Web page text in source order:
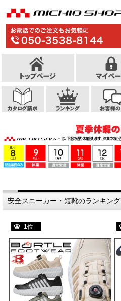
安全スニーカー・短靴のランキング
1位